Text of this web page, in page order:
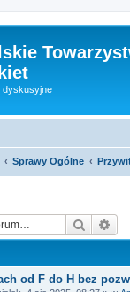
dyskusyjne
Sprawy Ogólne
Szukaj
od F do H bez